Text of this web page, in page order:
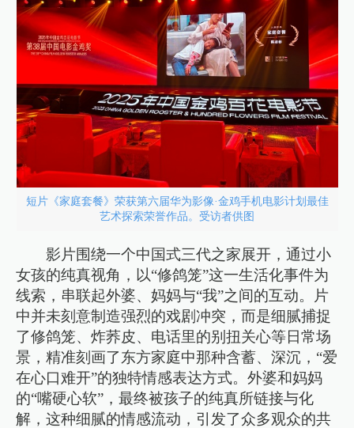
短片《家庭套餐》荣获第六届华为影像·金鸡手机电影计划最佳
艺术探索荣誉作品。受访者供图
影片围绕一个中国式三代之家展开，通过小
女孩的纯真视角，以“修鸽笼”这一生活化事件为
线索，串联起外婆、妈妈与“我”之间的互动。片
中并未刻意制造强烈的戏剧冲突，而是细腻捕捉
了修鸽笼、炸荞皮、电话里的别扭关心等日常场
景，精准刻画了东方家庭中那种含蓄、深沉，“爱
在心口难开”的独特情感表达方式。外婆和妈妈
的“嘴硬心软”，最终被孩子的纯真所链接与化
解，这种细腻的情感流动，引发了众多观众的共